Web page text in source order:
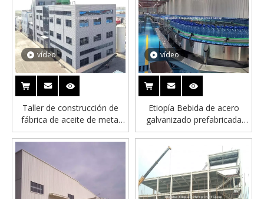
vídeo
Taller de construcción de
fábrica de aceite de metal
prefabulante asequible
vídeo
Etiopía Bebida de acero
galvanizado prefabricada
Fábrica de fábrica de fábrica
de tratamiento de agua de
tratamiento de agua